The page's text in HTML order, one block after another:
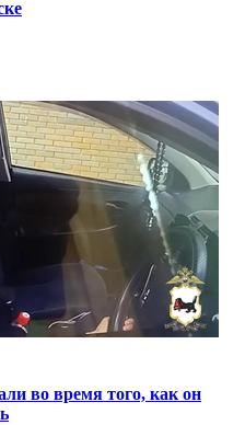
во время того, как он